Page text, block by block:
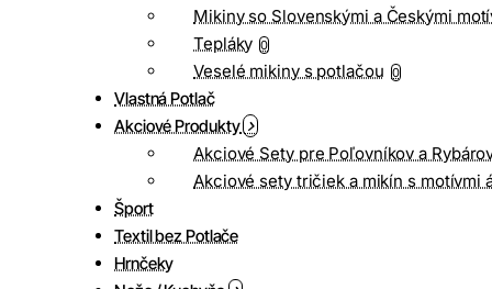
Mikiny so Slovenskými a Českými
Tepláky 0
Veselé mikiny s potlačou 0
Vlastná Potlač
Akciové Produkty
Akciové Sety pre Poľovníkov a
Akciové sety tričiek a mikín s motívmi
Šport
Textil bez Potlače
Hrnčeky